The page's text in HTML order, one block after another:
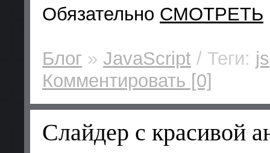
Обязательно СМОТРЕТЬ
Блог » JavaScript / Теги: js
Комментировать [0]
Cлайдер с красивой